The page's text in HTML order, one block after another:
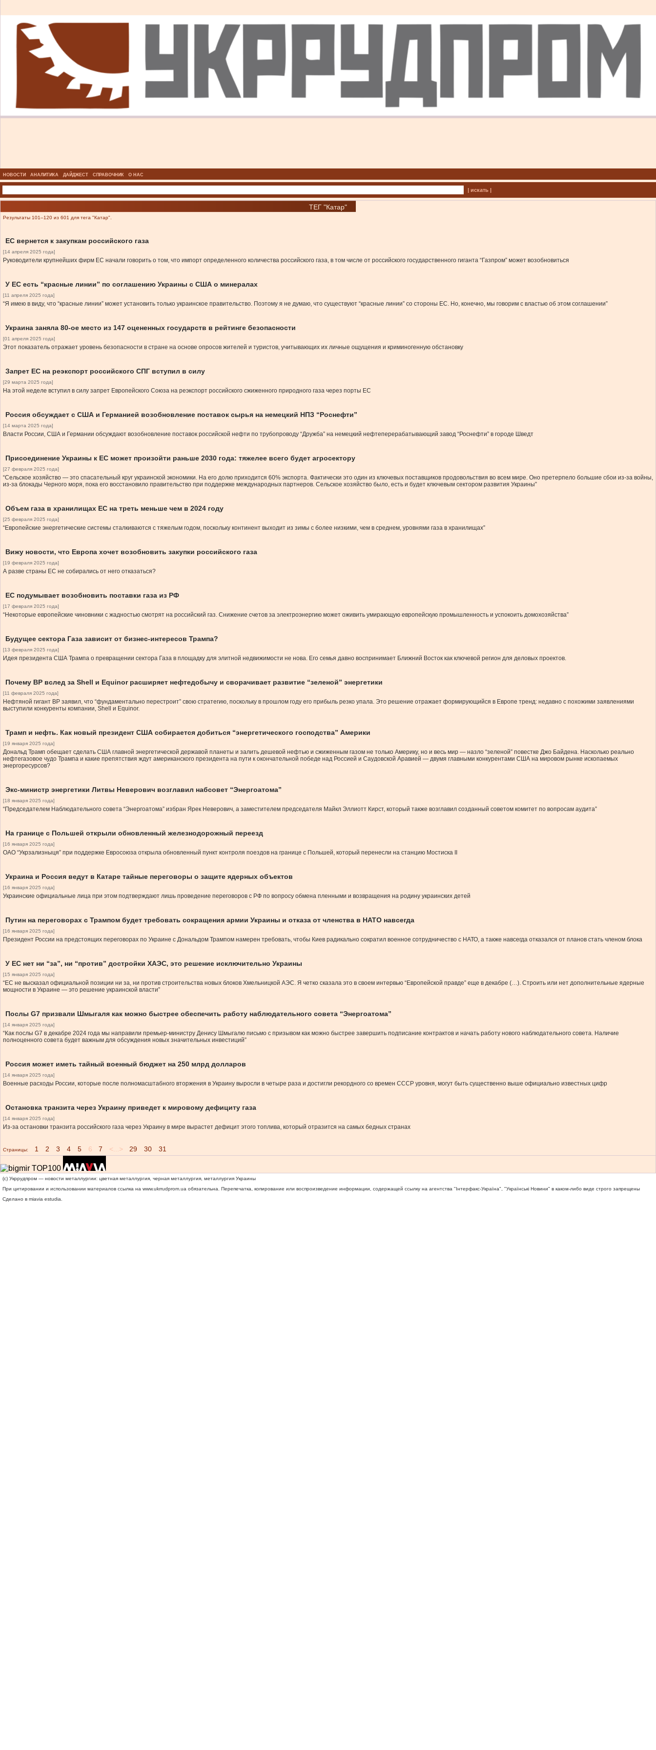
НОВОСТИ АНАЛИТИКА ДАЙДЖЕСТ СПРАВОЧНИК О НАС
| искать |
ТЕГ "Катар"
Результаты 101–120 из 601 для тега "Катар".
ЕС вернется к закупкам российского газа
[14 апреля 2025 года]
Руководители крупнейших фирм ЕС начали говорить о том, что импорт определенного количества российского газа, в том числе от российского государственного гиганта “Газпром” может возобновиться
У ЕС есть “красные линии” по соглашению Украины с США о минералах
[11 апреля 2025 года]
“Я имею в виду, что “красные линии” может установить только украинское правительство. Поэтому я не думаю, что существуют “красные линии” со стороны ЕС. Но, конечно, мы говорим с властью об этом соглашении”
Украина заняла 80-ое место из 147 оцененных государств в рейтинге безопасности
[01 апреля 2025 года]
Этот показатель отражает уровень безопасности в стране на основе опросов жителей и туристов, учитывающих их личные ощущения и криминогенную обстановку
Запрет ЕС на реэкспорт российского СПГ вступил в силу
[29 марта 2025 года]
На этой неделе вступил в силу запрет Европейского Союза на реэкспорт российского сжиженного природного газа через порты ЕС
Россия обсуждает с США и Германией возобновление поставок сырья на немецкий НПЗ “Роснефти”
[14 марта 2025 года]
Власти России, США и Германии обсуждают возобновление поставок российской нефти по трубопроводу “Дружба” на немецкий нефтеперерабатывающий завод “Роснефти” в городе Шведт
Присоединение Украины к ЕС может произойти раньше 2030 года: тяжелее всего будет агросектору
[27 февраля 2025 года]
“Сельское хозяйство — это спасательный круг украинской экономики. На его долю приходится 60% экспорта. Фактически это один из ключевых поставщиков продовольствия во всем мире. Оно претерпело большие сбои из-за войны,
из-за блокады Черного моря, пока его восстановило правительство при поддержке международных партнеров. Сельское хозяйство было, есть и будет ключевым сектором развития Украины”
Объем газа в хранилищах ЕС на треть меньше чем в 2024 году
[25 февраля 2025 года]
“Европейские энергетические системы сталкиваются с тяжелым годом, поскольку континент выходит из зимы с более низкими, чем в среднем, уровнями газа в хранилищах”
Вижу новости, что Европа хочет возобновить закупки российского газа
[19 февраля 2025 года]
А разве страны ЕС не собирались от него отказаться?
ЕС подумывает возобновить поставки газа из РФ
[17 февраля 2025 года]
“Некоторые европейские чиновники с жадностью смотрят на российский газ. Снижение счетов за электроэнергию может оживить умирающую европейскую промышленность и успокоить домохозяйства”
Будущее сектора Газа зависит от бизнес-интересов Трампа?
[13 февраля 2025 года]
Идея президента США Трампа о превращении сектора Газа в площадку для элитной недвижимости не нова. Его семья давно воспринимает Ближний Восток как ключевой регион для деловых проектов.
Почему ВР вслед за Shell и Equinor расширяет нефтедобычу и сворачивает развитие “зеленой” энергетики
[11 февраля 2025 года]
Нефтяной гигант BP заявил, что “фундаментально перестроит” свою стратегию, поскольку в прошлом году его прибыль резко упала. Это решение отражает формирующийся в Европе тренд: недавно с похожими заявлениями
выступили конкуренты компании, Shell и Equinor.
Трамп и нефть. Как новый президент США собирается добиться “энергетического господства” Америки
[19 января 2025 года]
Дональд Трамп обещает сделать США главной энергетической державой планеты и залить дешевой нефтью и сжиженным газом не только Америку, но и весь мир — назло “зеленой” повестке Джо Байдена. Насколько реально
нефтегазовое чудо Трампа и какие препятствия ждут американского президента на пути к окончательной победе над Россией и Саудовской Аравией — двумя главными конкурентами США на мировом рынке ископаемых
энергоресурсов?
Экс-министр энергетики Литвы Неверович возглавил набсовет “Энергоатома”
[18 января 2025 года]
“Председателем Наблюдательного совета “Энергоатома” избран Ярек Неверович, а заместителем председателя Майкл Эллиотт Кирст, который также возглавил созданный советом комитет по вопросам аудита”
На границе с Польшей открыли обновленный железнодорожный переезд
[16 января 2025 года]
ОАО “Укрзализныця” при поддержке Евросоюза открыла обновленный пункт контроля поездов на границе с Польшей, который перенесли на станцию Мостиска ІІ
Украина и Россия ведут в Катаре тайные переговоры о защите ядерных объектов
[16 января 2025 года]
Украинские официальные лица при этом подтверждают лишь проведение переговоров с РФ по вопросу обмена пленными и возвращения на родину украинских детей
Путин на переговорах с Трампом будет требовать сокращения армии Украины и отказа от членства в НАТО навсегда
[16 января 2025 года]
Президент России на предстоящих переговорах по Украине с Дональдом Трампом намерен требовать, чтобы Киев радикально сократил военное сотрудничество с НАТО, а также навсегда отказался от планов стать членом блока
У ЕС нет ни “за”, ни “против” достройки ХАЭС, это решение исключительно Украины
[15 января 2025 года]
“ЕС не высказал официальной позиции ни за, ни против строительства новых блоков Хмельницкой АЭС. Я четко сказала это в своем интервью “Европейской правде” еще в декабре (…). Строить или нет дополнительные ядерные
мощности в Украине — это решение украинской власти”
Послы G7 призвали Шмыгаля как можно быстрее обеспечить работу наблюдательного совета “Энергоатома”
[14 января 2025 года]
“Как послы G7 в декабре 2024 года мы направили премьер-министру Денису Шмыгалю письмо с призывом как можно быстрее завершить подписание контрактов и начать работу нового наблюдательного совета. Наличие
полноценного совета будет важным для обсуждения новых значительных инвестиций”
Россия может иметь тайный военный бюджет на 250 млрд долларов
[14 января 2025 года]
Военные расходы России, которые после полномасштабного вторжения в Украину выросли в четыре раза и достигли рекордного со времен СССР уровня, могут быть существенно выше официально известных цифр
Остановка транзита через Украину приведет к мировому дефициту газа
[14 января 2025 года]
Из-за остановки транзита российского газа через Украину в мире вырастет дефицит этого топлива, который отразится на самых бедных странах
Страницы: 1 2 3 4 5 6 7 <...> 29 30 31
(c) Укррудпром — новости металлургии: цветная металлургия, черная металлургия, металлургия Украины
При цитировании и использовании материалов ссылка на www.ukrrudprom.ua обязательна. Перепечатка, копирование или воспроизведение информации, содержащей ссылку на агентства "Iнтерфакс-Україна", "Українськi Новини" в каком-либо виде строго запрещены
Сделано в miavia estudia.